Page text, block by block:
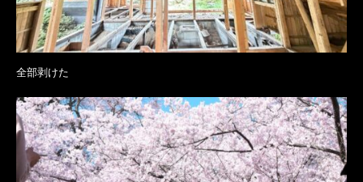
全部剥けた